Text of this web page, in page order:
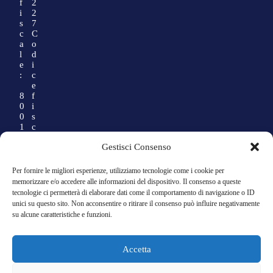
Gestisci Consenso
Per fornire le migliori esperienze, utilizziamo tecnologie come i cookie per
memorizzare e/o accedere alle informazioni del dispositivo. Il consenso a queste
tecnologie ci permetterà di elaborare dati come il comportamento di navigazione o ID
unici su questo sito. Non acconsentire o ritirare il consenso può influire negativamente
su alcune caratteristiche e funzioni.
Accetta
f
i
s
c
a
l
e
:
8
0
0
1
0
2
1
2
2
7
C
o
d
i
c
e
f
i
s
c
:
0
1
4
1
0